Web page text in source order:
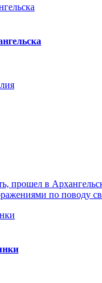
прошел в
по поводу